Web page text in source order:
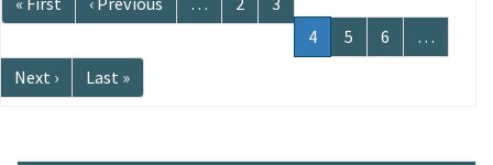
página
anterior
Página
atual
4 Página
5 Página
6
…
Próxima
página
Next ›
Última
página
Last »